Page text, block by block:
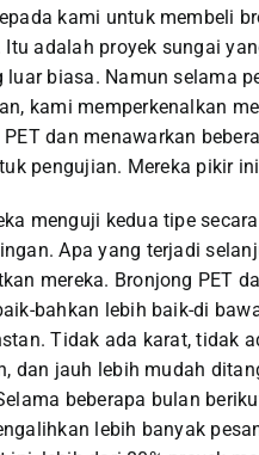
kami untuk membeli
Itu adalah proyek sungai
luar biasa. Namun selama
kami memperkenalkan
dan menawarkan
pengujian. Mereka pikir
menguji kedua tipe secara
Apa yang terjadi
mereka. Bronjong PET
bahkan lebih baik-di
Tidak ada karat, tidak
dan jauh lebih mudah
beberapa bulan
lebih banyak